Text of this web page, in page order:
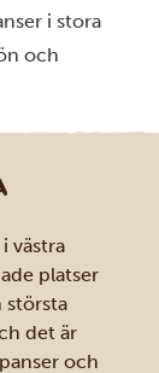
i stora
och
västra
platser
största
det är
och